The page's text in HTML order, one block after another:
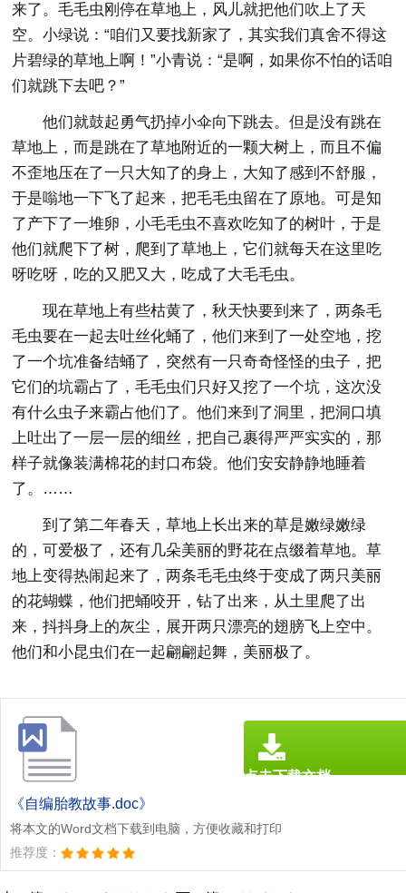
来了。毛毛虫刚停在草地上，风儿就把他们吹上了天
空。小绿说：“咱们又要找新家了，其实我们真舍不得这
片碧绿的草地上啊！”小青说：“是啊，如果你不怕的话咱
们就跳下去吧？”
他们就鼓起勇气扔掉小伞向下跳去。但是没有跳在
草地上，而是跳在了草地附近的一颗大树上，而且不偏
不歪地压在了一只大知了的身上，大知了感到不舒服，
于是嗡地一下飞了起来，把毛毛虫留在了原地。可是知
了产下了一堆卵，小毛毛虫不喜欢吃知了的树叶，于是
他们就爬下了树，爬到了草地上，它们就每天在这里吃
呀吃呀，吃的又肥又大，吃成了大毛毛虫。
现在草地上有些枯黄了，秋天快要到来了，两条毛
毛虫要在一起去吐丝化蛹了，他们来到了一处空地，挖
了一个坑准备结蛹了，突然有一只奇奇怪怪的虫子，把
它们的坑霸占了，毛毛虫们只好又挖了一个坑，这次没
有什么虫子来霸占他们了。他们来到了洞里，把洞口填
上吐出了一层一层的细丝，把自己裹得严严实实的，那
样子就像装满棉花的封口布袋。他们安安静静地睡着
了。……
到了第二年春天，草地上长出来的草是嫩绿嫩绿
的，可爱极了，还有几朵美丽的野花在点缀着草地。草
地上变得热闹起来了，两条毛毛虫终于变成了两只美丽
的花蝴蝶，他们把蛹咬开，钻了出来，从土里爬了出
来，抖抖身上的灰尘，展开两只漂亮的翅膀飞上空中。
他们和小昆虫们在一起翩翩起舞，美丽极了。
《自编胎教故事.doc》
将本文的Word文档下载到电脑，方便收藏和打印
推荐度：
点击下载文档